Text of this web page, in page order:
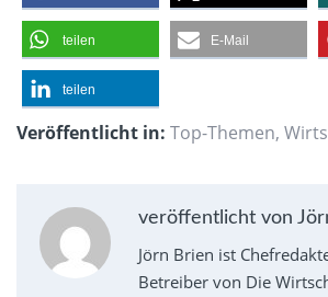
teilen E-Mail
teilen
Veröffentlicht in: Top-Themen,
veröffentlicht von
Jörn Brien ist
Betreiber von Die